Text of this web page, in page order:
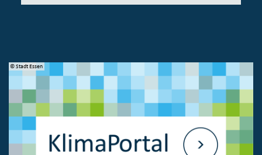
© Stadt Essen